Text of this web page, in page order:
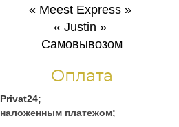
« Meest Express »
« Justin »
Самовывозом
Оплата
Privat24;
наложенным платежом;